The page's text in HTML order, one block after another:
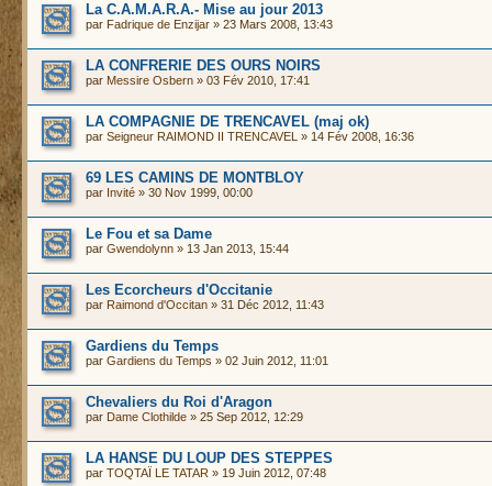
La C.A.M.A.R.A.- Mise au jour 2013
par Fadrique de Enzijar » 23 Mars 2008, 13:43
LA CONFRERIE DES OURS NOIRS
par Messire Osbern » 03 Fév 2010, 17:41
LA COMPAGNIE DE TRENCAVEL (maj ok)
par Seigneur RAIMOND II TRENCAVEL » 14 Fév 2008, 16:36
69 LES CAMINS DE MONTBLOY
par Invité » 30 Nov 1999, 00:00
Le Fou et sa Dame
par Gwendolynn » 13 Jan 2013, 15:44
Les Ecorcheurs d'Occitanie
par Raimond d'Occitan » 31 Déc 2012, 11:43
Gardiens du Temps
par Gardiens du Temps » 02 Juin 2012, 11:01
Chevaliers du Roi d'Aragon
par Dame Clothilde » 25 Sep 2012, 12:29
LA HANSE DU LOUP DES STEPPES
par TOQTAÏ LE TATAR » 19 Juin 2012, 07:48